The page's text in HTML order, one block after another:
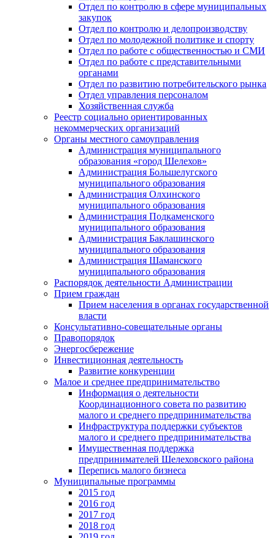
Отдел по контролю в сфере муниципальных
закупок
Отдел по контролю и делопроизводству
Отдел по молодежной политике и спорту
Отдел по работе с общественностью и СМИ
Отдел по работе с представительными
органами
Отдел по развитию потребительского рынка
Отдел управления персоналом
Хозяйственная служба
Реестр социально ориентированных
некоммерческих организаций
Органы местного самоуправления
Администрация муниципального
образования «город Шелехов»
Администрация Большелугского
муниципального образования
Администрация Олхинского
муниципального образования
Администрация Подкаменского
муниципального образования
Администрация Баклашинского
муниципального образования
Администрация Шаманского
муниципального образования
Распорядок деятельности Администрации
Прием граждан
Прием населения в органах государственной
власти
Консультативно-совещательные органы
Правопорядок
Энергосбережение
Инвестиционная деятельность
Развитие конкуренции
Малое и среднее предпринимательство
Информация о деятельности
Координационного совета по развитию
малого и среднего предпринимательства
Инфраструктура поддержки субъектов
малого и среднего предпринимательства
Имущественная поддержка
предпринимателей Шелеховского района
Перепись малого бизнеса
Муниципальные программы
2015 год
2016 год
2017 год
2018 год